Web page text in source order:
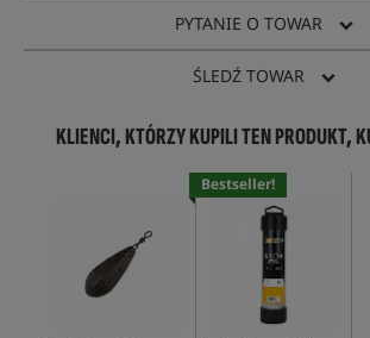
PYTANIE O TOWAR
ŚLEDŹ TOWAR
KLIENCI, KTÓRZY KUPILI TEN PRODUKT,
Bestseller!